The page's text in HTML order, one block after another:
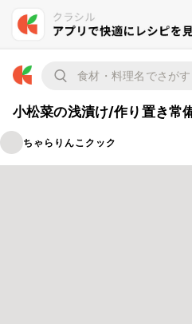
小松菜の浅漬け/作り置き常
ちゃらりんこクック